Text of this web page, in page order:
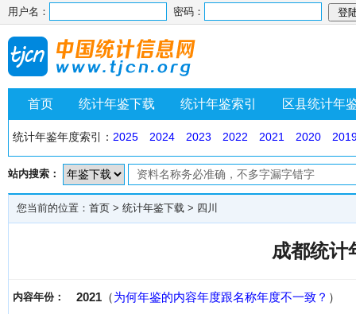
用户名： 密码：
首页 统计年鉴下载 统计年鉴索引 区县统计年
统计年鉴年度索引： 2025 2024 2023 2022 2021 2020
站内搜索：
您当前的位置： 首页 > 统计年鉴下载 > 四川
成都统计
内容年份： 2021 （为何年鉴的内容年度跟名称年度不一致？ ）